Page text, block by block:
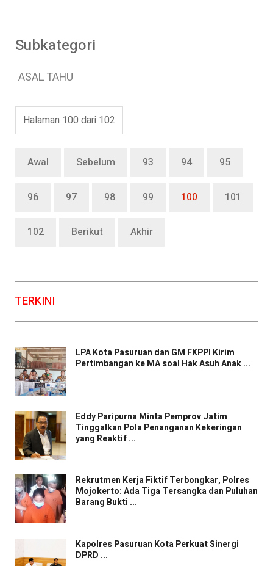
Subkategori
ASAL TAHU
Halaman 100 dari 102
Awal Sebelum 93 94 95
96 97 98 99 100 101
102 Berikut Akhir
TERKINI
LPA Kota Pasuruan dan GM FKPPI Kirim
Pertimbangan ke MA soal Hak Asuh Anak ...
Eddy Paripurna Minta Pemprov Jatim
Tinggalkan Pola Penanganan Kekeringan
yang Reaktif ...
Rekrutmen Kerja Fiktif Terbongkar, Polres
Mojokerto: Ada Tiga Tersangka dan Puluhan
Barang Bukti ...
Kapolres Pasuruan Kota Perkuat Sinergi
DPRD ...